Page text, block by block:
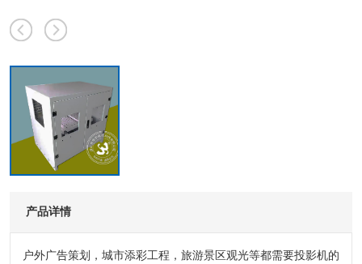
产品详情
户外广告策划，城市添彩工程，旅游景区观光等都需要投影机的